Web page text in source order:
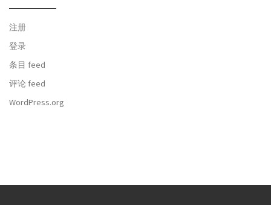
注册
登录
条目 feed
评论 feed
WordPress.org